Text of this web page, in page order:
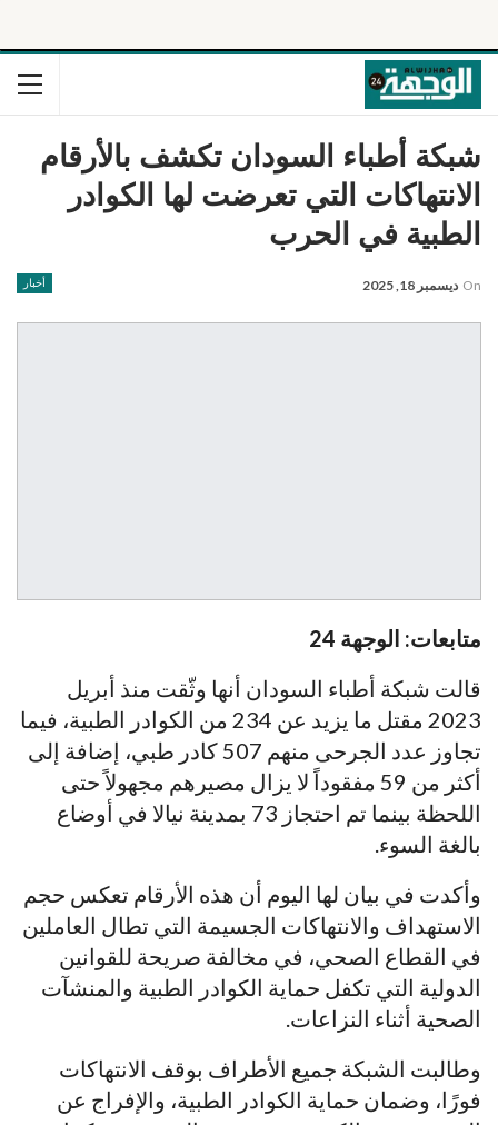
شبكة أطباء السودان تكشف بالأرقام
الانتهاكات التي تعرضت لها الكوادر
الطبية في الحرب
أخبار On ديسمبر 18, 2025
متابعات: الوجهة 24
قالت شبكة أطباء السودان أنها وثّقت منذ أبريل
2023 مقتل ما يزيد عن 234 من الكوادر الطبية، فيما
تجاوز عدد الجرحى منهم 507 كادر طبي، إضافة إلى
أكثر من 59 مفقوداً لا يزال مصيرهم مجهولاً حتى
اللحظة بينما تم احتجاز 73 بمدينة نيالا في أوضاع
بالغة السوء.
وأكدت في بيان لها اليوم أن هذه الأرقام تعكس حجم
الاستهداف والانتهاكات الجسيمة التي تطال العاملين
في القطاع الصحي، في مخالفة صريحة للقوانين
الدولية التي تكفل حماية الكوادر الطبية والمنشآت
الصحية أثناء النزاعات.
وطالبت الشبكة جميع الأطراف بوقف الانتهاكات
فورًا، وضمان حماية الكوادر الطبية، والإفراج عن